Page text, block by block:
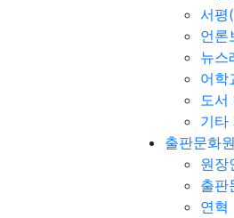
서평
언론
뉴스
어학
도서
기타
출판문화
원장
출판
연혁